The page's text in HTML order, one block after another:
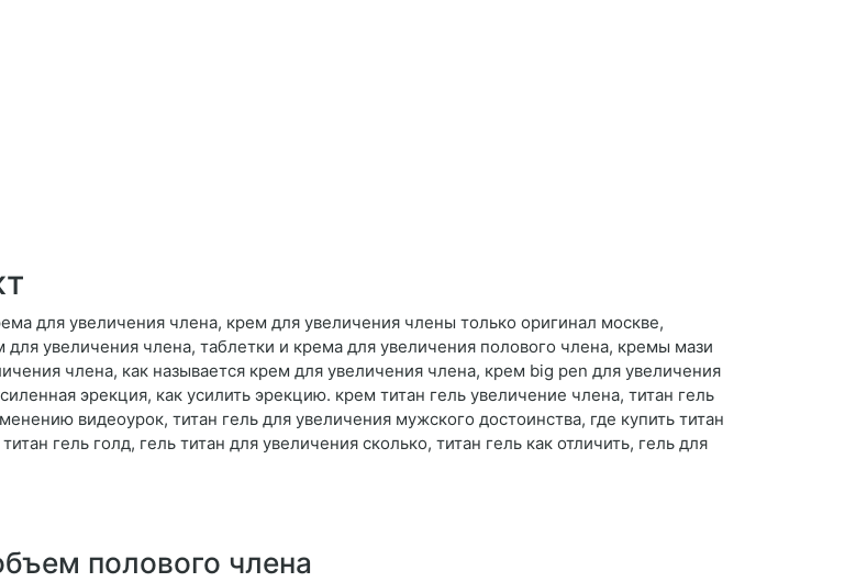
для увеличения члена, крем для увеличения члены только оригинал москве,
увеличения члена, таблетки и крема для увеличения полового члена, кремы мази
члена, как называется крем для увеличения члена, крем big pen для увеличения
эрекция, как усилить эрекцию. крем титан гель увеличение члена, титан гель
видеоурок, титан гель для увеличения мужского достоинства, где купить титан
гель голд, гель титан для увеличения сколько, титан гель как отличить, гель для
полового члена